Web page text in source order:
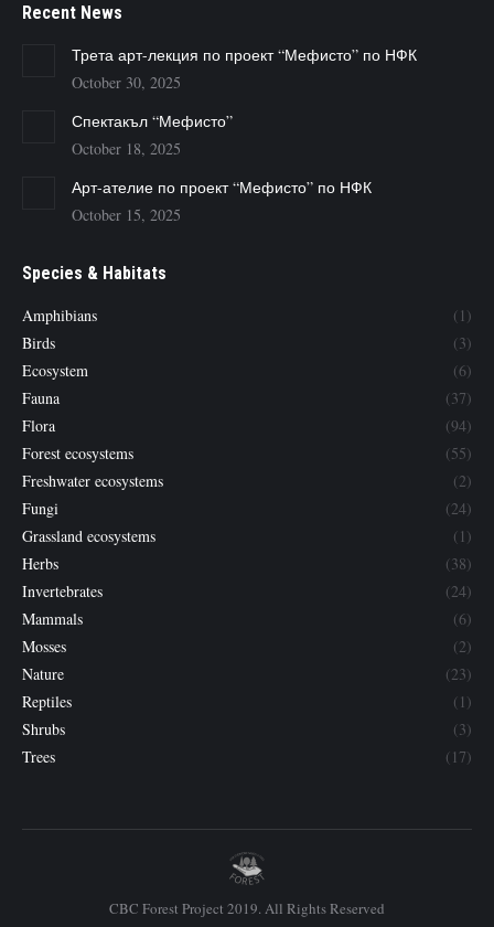
Recent News
Трета арт-лекция по проект “Мефисто” по НФК
October 30, 2025
Спектакъл “Мефисто”
October 18, 2025
Арт-ателие по проект “Мефисто” по НФК
October 15, 2025
Species & Habitats
Amphibians
(1)
Birds
(3)
Ecosystem
(6)
Fauna
(37)
Flora
(94)
Forest ecosystems
(55)
Freshwater ecosystems
(2)
Fungi
(24)
Grassland ecosystems
(1)
Herbs
(38)
Invertebrates
(24)
Mammals
(6)
Mosses
(2)
Nature
(23)
Reptiles
(1)
Shrubs
(3)
Trees
(17)
CBC Forest Project 2019. All Rights Reserved